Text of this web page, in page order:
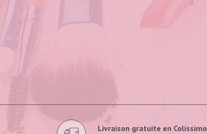
Livraison gratuite en Colissimo